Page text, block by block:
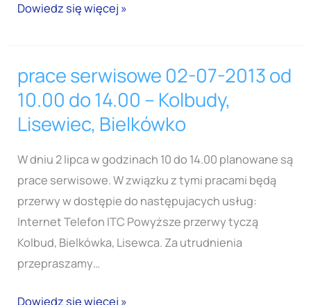
Dowiedz się więcej »
prace serwisowe 02-07-2013 od
10.00 do 14.00 – Kolbudy,
Lisewiec, Bielkówko
W dniu 2 lipca w godzinach 10 do 14.00 planowane są
prace serwisowe. W związku z tymi pracami będą
przerwy w dostępie do następujacych usług:
Internet Telefon ITC Powyższe przerwy tyczą
Kolbud, Bielkówka, Lisewca. Za utrudnienia
przepraszamy…
prace
serwisowe
02-
07-
2013
od
10.00
do
14.00
–
Lisewiec,
Dowiedz się więcej »